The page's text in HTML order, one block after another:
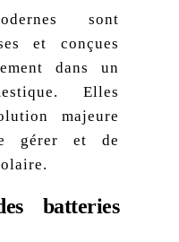
sont
et conçues
dans un
Elles
majeure
gérer et de
batteries